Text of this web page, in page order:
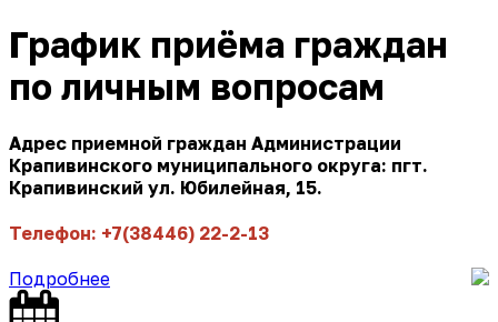
График приёма граждан
по личным вопросам
Адрес приемной граждан Администрации
Крапивинского муниципального округа: пгт.
Крапивинский ул. Юбилейная, 15.
Телефон: +7(38446) 22-2-13
Подробнее